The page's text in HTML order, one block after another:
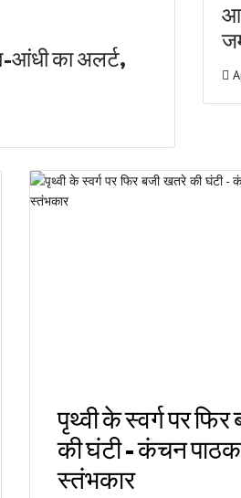
आंधी का अलर्ट,
पृथ्वी के स्वर्ग पर
की घंटी - कंचन
स्तंभकार